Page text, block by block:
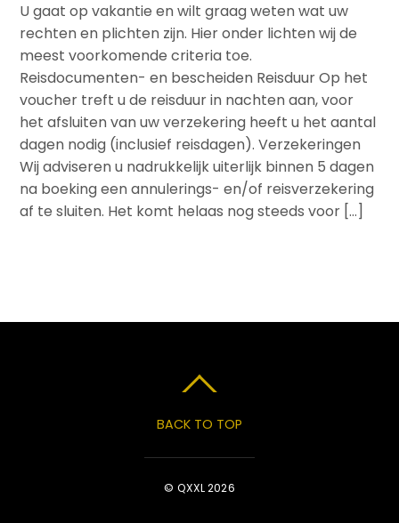
U gaat op vakantie en wilt graag weten wat uw
rechten en plichten zijn. Hier onder lichten wij de
meest voorkomende criteria toe.
Reisdocumenten- en bescheiden Reisduur Op het
voucher treft u de reisduur in nachten aan, voor
het afsluiten van uw verzekering heeft u het aantal
dagen nodig (inclusief reisdagen). Verzekeringen
Wij adviseren u nadrukkelijk uiterlijk binnen 5 dagen
na boeking een annulerings- en/of reisverzekering
af te sluiten. Het komt helaas nog steeds voor […]
BACK TO TOP
© QXXL 2026